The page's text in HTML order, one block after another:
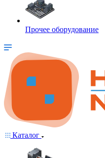
Прочее оборудование
Каталог